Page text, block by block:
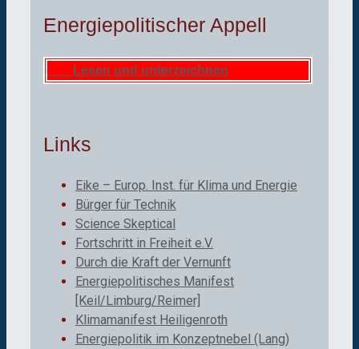
Energiepolitischer Appell
Lesen und unterzeichnen
Links
Eike – Europ. Inst. für Klima und Energie
Bürger für Technik
Science Skeptical
Fortschritt in Freiheit e.V.
Durch die Kraft der Vernunft
Energiepolitisches Manifest
[Keil/Limburg/Reimer]
Klimamanifest Heiligenroth
Energiepolitik im Konzeptnebel (Lang)